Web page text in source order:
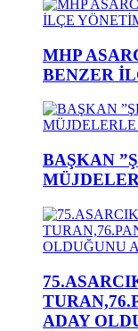
MHP
BENZER
BAŞKAN
ADAY